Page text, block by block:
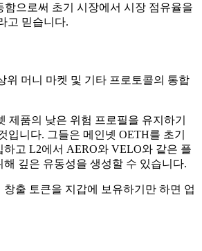
으로써 초기 시장에서 시장 점유율을
고 믿습니다.
위 머니 마켓 및 기타 프로토콜의 통합
제품의 낮은 위험 프로필을 유지하기
니다. 그들은 메인넷 OETH를 초기
고 L2에서 AERO와 VELO와 같은 플
깊은 유동성을 생성할 수 있습니다.
출 토큰을 지갑에 보유하기만 하면 업